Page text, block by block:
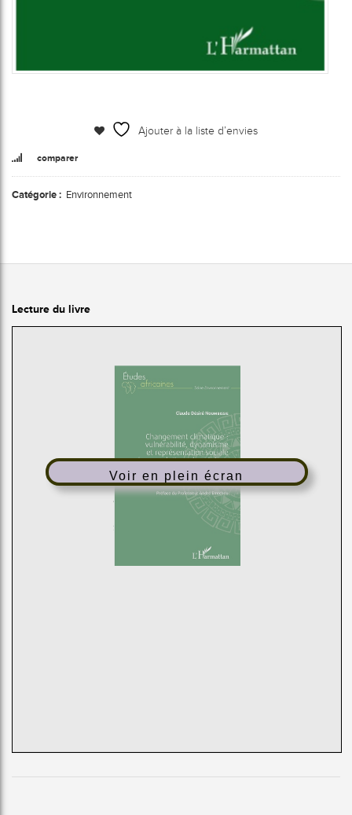
Ajouter à la liste d’envies
comparer
Catégorie : Environnement
Lecture du livre
Voir en plein écran